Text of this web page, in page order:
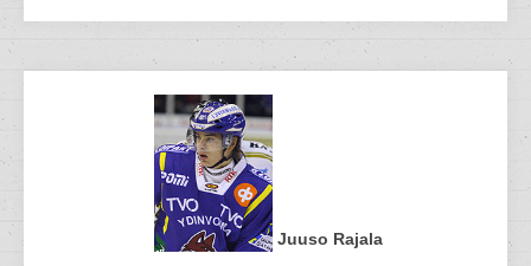
Juuso Rajala